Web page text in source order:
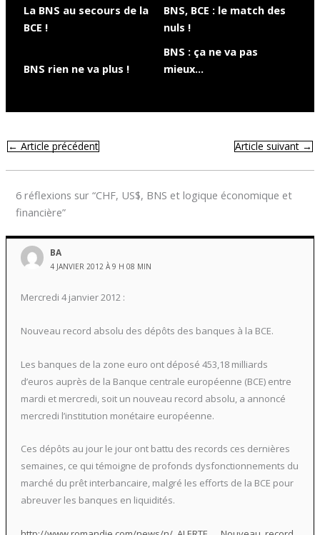
La BNS au secours de la
BCE !
BNS, BCE : le match des
nuls !
BNS rien ne va plus !
BNS : ça ne va pas
mieux…
←Article précédent Article suivant→
6 réflexions sur “CHF, US$, BNS et logique économique et
financière”
BA
4 JANVIER 2012 À 9 H 08 MIN
Mercredi 4 janvier 2012 :
Nouveau record absolu des dépôts des banques à la BCE.
Les banques de la zone euro ont déposé 453,18 milliards
d’euros auprès de la Banque centrale européenne (BCE) entre
mardi et mercredi, soit un nouveau record absolu, a annoncé
mercredi l’institution monétaire européenne.
Ces dépôts au jour le jour ont battu des records ces dernières
semaines, ce qui témoigne de profonds dysfonctionnements du
marché du prêt interbancaire, malgré les efforts de la BCE pour
abreuver les banques en liquidités.